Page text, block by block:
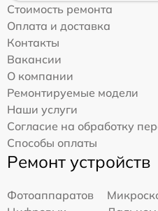
Стоимость ремонта
Оплата и доставка
Контакты
Вакансии
О компании
Ремонтируемые модели
Наши услуги
Согласие на обработку
Способы оплаты
Ремонт устройств
Фотоаппаратов